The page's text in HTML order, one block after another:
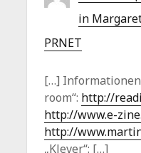
in
PRNET
[…]
room“: http://
http://www.e-
http://
„Klever“: […]